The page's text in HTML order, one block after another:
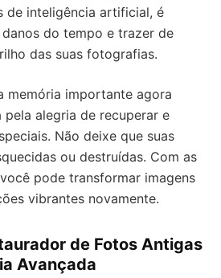
de inteligência artificial, é
do tempo e trazer de
das suas fotografias.
memória importante agora
alegria de recuperar e
Não deixe que suas
ou destruídas. Com as
pode transformar imagens
vibrantes novamente.
de Fotos Antigas
Avançada